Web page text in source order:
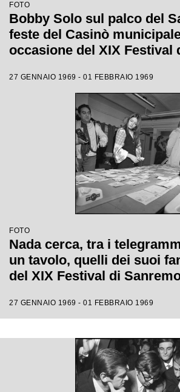
FOTO
Bobby Solo sul palco del
feste del Casinò
occasione del XIX Festival
27 GENNAIO 1969 - 01 FEBBRAIO 1969
FOTO
Nada cerca, tra i
un tavolo, quelli dei suoi
del XIX Festival di
27 GENNAIO 1969 - 01 FEBBRAIO 1969